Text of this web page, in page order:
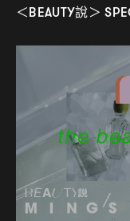
＜BEAUTY說＞